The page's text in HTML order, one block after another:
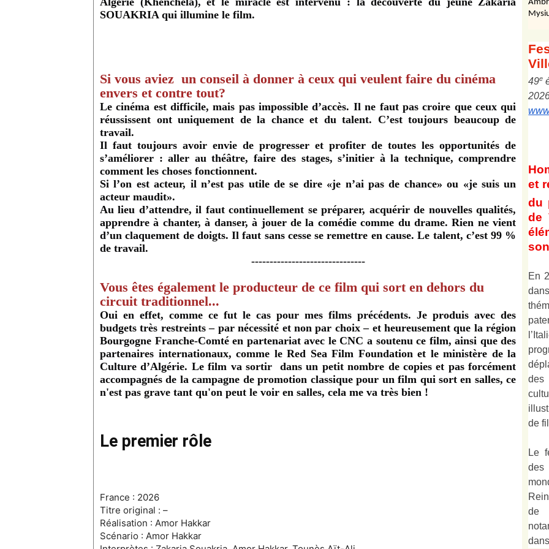
SOUAKRIA qui illumine le film.
Si vous aviez un conseil à donner à ceux qui veulent faire du cinéma
envers et contre tout?
Le cinéma est difficile, mais pas impossible d’accès. Il ne faut pas croire que ceux qui
réussissent ont uniquement de la chance et du talent. C’est toujours beaucoup de
travail.
Il faut toujours avoir envie de progresser et profiter de toutes les opportunités de
s’améliorer : aller au théâtre, faire des stages, s’initier à la technique, comprendre
comment les choses fonctionnent.
Si l’on est acteur, il n’est pas utile de se dire «je n’ai pas de chance» ou «je suis un
acteur maudit».
Au lieu d’attendre, il faut continuellement se préparer, acquérir de nouvelles qualités,
apprendre à chanter, à danser, à jouer de la comédie comme du drame. Rien ne vient
d’un claquement de doigts. Il faut sans cesse se remettre en cause. Le talent, c’est 99 %
de travail.
-------------------------------
Vous êtes également le producteur de ce film qui sort en dehors du
circuit traditionnel...
Oui en effet, comme ce fut le cas pour mes films précédents. Je produis avec des
budgets très restreints – par nécessité et non par choix – et heureusement que la région
Bourgogne Franche-Comté en partenariat avec le CNC a soutenu ce film, ainsi que des
partenaires internationaux, comme le Red Sea Film Foundation et le ministère de la
Culture d’Algérie. Le film va sortir dans un petit nombre de copies et pas forcément
accompagnés de la campagne de promotion classique pour un film qui sort en salles, ce
n'est pas grave tant qu'on peut le voir en salles, cela me va très bien !
Le premier rôle
France : 2026
Titre original : –
Réalisation : Amor Hakkar
Scénario : Amor Hakkar
49e
202
et
du
de
En
des
de
Le
de